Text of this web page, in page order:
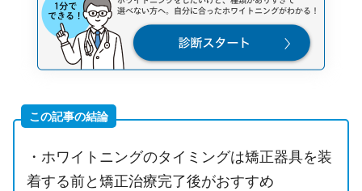
この記事の結論
・ホワイトニングのタイミングは矯正器具を装
着する前と矯正治療完了後がおすすめ